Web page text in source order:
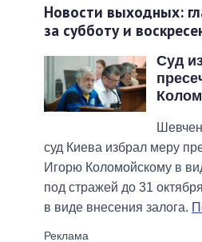
Новости выходных:
за субботу и
Суд
суд Киева избрал меру
Игорю Коломойскому в
под стражей до 31
в виде внесения залога.